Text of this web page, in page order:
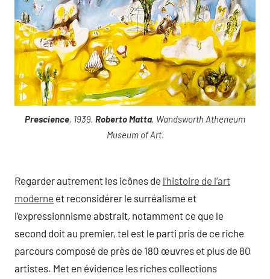
Prescience, 1939, Roberto Matta, Wandsworth Atheneum
Museum of Art.
Regarder autrement les icônes de l’histoire de l’art
moderne et reconsidérer le surréalisme et
l’expressionnisme abstrait, notamment ce que le
second doit au premier, tel est le parti pris de ce riche
parcours composé de près de 180 œuvres et plus de 80
artistes. Met en évidence les riches collections